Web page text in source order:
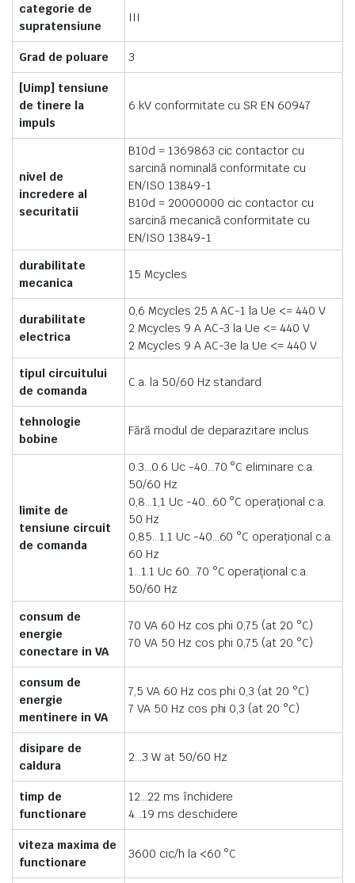
categorie de
supratensiune
III
Grad de poluare 3
[Uimp] tensiune
de tinere la
impuls
6 kV conformitate cu SR EN 60947
nivel de
incredere al
securitatii
B10d = 1369863 cic contactor cu
sarcină nominală conformitate cu
EN/ISO 13849-1
B10d = 20000000 cic contactor cu
sarcină mecanică conformitate cu
EN/ISO 13849-1
durabilitate
mecanica
15 Mcycles
durabilitate
electrica
0,6 Mcycles 25 A AC-1 la Ue <= 440 V
2 Mcycles 9 A AC-3 la Ue <= 440 V
2 Mcycles 9 A AC-3e la Ue <= 440 V
tipul circuitului
de comanda
C.a. la 50/60 Hz standard
tehnologie
bobine
Fără modul de deparazitare inclus
limite de
tensiune circuit
de comanda
0.3…0.6 Uc -40…70 °C eliminare c.a.
50/60 Hz
0,8…1,1 Uc -40…60 °C operaţional c.a.
50 Hz
0,85…1,1 Uc -40…60 °C operaţional c.a.
60 Hz
1…1.1 Uc 60…70 °C operaţional c.a.
50/60 Hz
consum de
energie
conectare in VA
70 VA 60 Hz cos phi 0,75 (at 20 °C)
70 VA 50 Hz cos phi 0,75 (at 20 °C)
consum de
energie
mentinere in VA
7,5 VA 60 Hz cos phi 0,3 (at 20 °C)
7 VA 50 Hz cos phi 0,3 (at 20 °C)
disipare de
caldura
2…3 W at 50/60 Hz
timp de
functionare
12…22 ms închidere
4…19 ms deschidere
viteza maxima de
functionare
3600 cic/h la <60 °C